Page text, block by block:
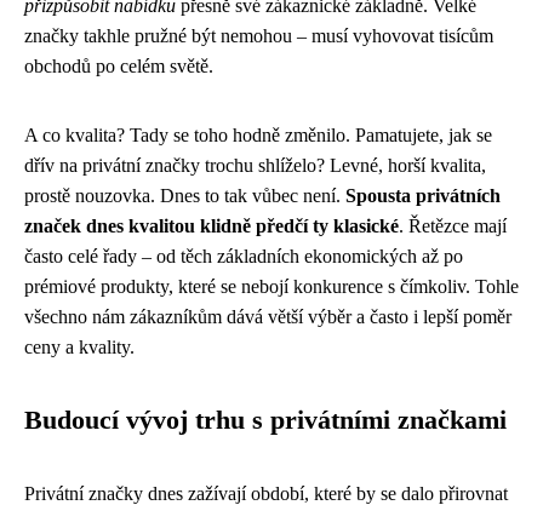
přizpůsobit nabídku přesně své zákaznické základně. Velké
značky takhle pružné být nemohou – musí vyhovovat tisícům
obchodů po celém světě.
A co kvalita? Tady se toho hodně změnilo. Pamatujete, jak se
dřív na privátní značky trochu shlíželo? Levné, horší kvalita,
prostě nouzovka. Dnes to tak vůbec není. Spousta privátních
značek dnes kvalitou klidně předčí ty klasické. Řetězce mají
často celé řady – od těch základních ekonomických až po
prémiové produkty, které se nebojí konkurence s čímkoliv. Tohle
všechno nám zákazníkům dává větší výběr a často i lepší poměr
ceny a kvality.
Budoucí vývoj trhu s privátními značkami
Privátní značky dnes zažívají období, které by se dalo přirovnat